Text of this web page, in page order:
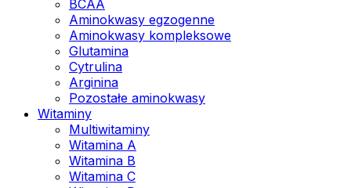
BCAA
Aminokwasy egzogenne
Aminokwasy kompleksowe
Glutamina
Cytrulina
Arginina
Pozostałe aminokwasy
Witaminy
Multiwitaminy
Witamina A
Witamina B
Witamina C